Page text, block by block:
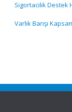
Sigortacılık
Varlık Barışı